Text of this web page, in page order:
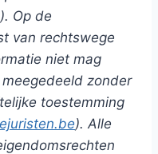
Op de
van rechtswege
niet mag
zonder
toestemming
). Alle